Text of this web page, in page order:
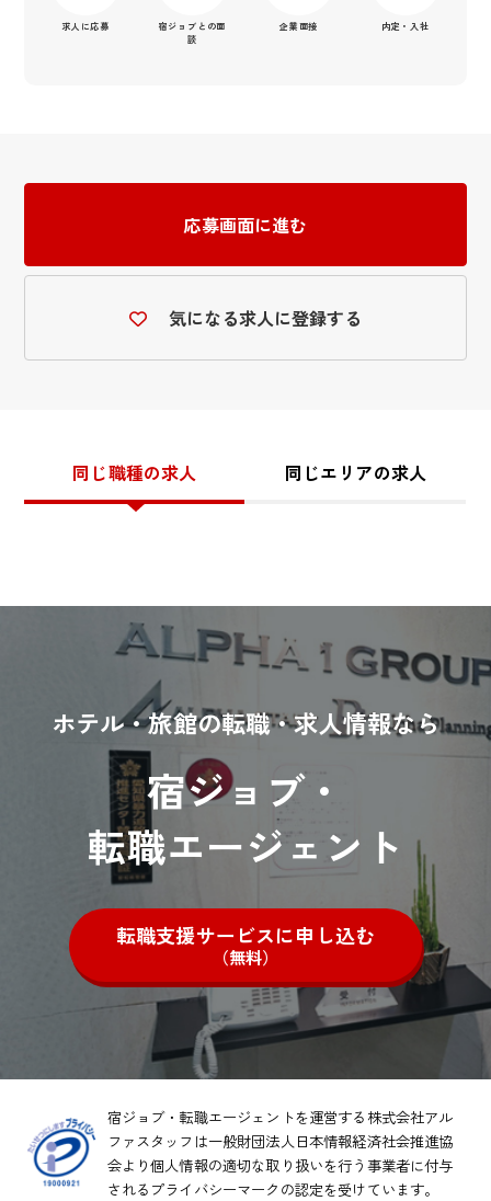
求人に応募
宿ジョブとの面
談
企業面接 内定・入社
応募画面に進む
気になる求人に登録する
同じ職種の求人 同じエリアの求人
ホテル・旅館の転職・求人情報なら
宿ジョブ・
転職エージェント
転職支援サービスに申し込む
（無料）
宿ジョブ・転職エージェントを運営する株式会社アル
ファスタッフは一般財団法人日本情報経済社会推進協
会より個人情報の適切な取り扱いを行う事業者に付与
されるプライバシーマークの認定を受けています。